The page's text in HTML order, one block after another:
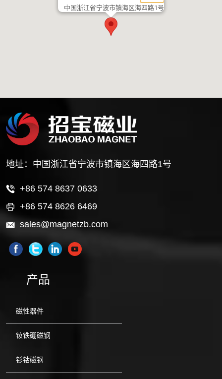
中国浙江省宁波市镇海区海四路1号
地址：中国浙江省宁波市镇海区海四路1号
+86 574 8637 0633
+86 574 8626 6469
sales@magnetzb.com
产品
磁性器件
钕铁硼磁钢
钐钴磁钢